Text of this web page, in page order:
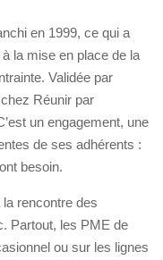
en 1999, ce qui a
la mise en place de la
Validée par
Réunir par
un engagement, une
de ses adhérents :
besoin.
rencontre des
Partout, les PME de
ou sur les lignes